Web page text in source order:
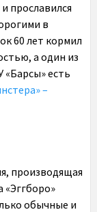
прославился
в
60 лет кормил
а один из
«Барсы» есть
–
производящая
«Эггборо»
обычные и